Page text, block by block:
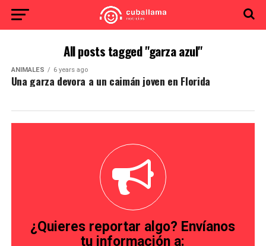
All posts tagged "garza azul"
ANIMALES 6 years ago
Una garza devora a un caimán joven en Florida
¿Quieres reportar algo? Envíanos
tu información a: